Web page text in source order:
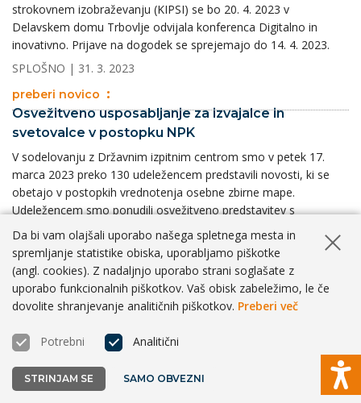
strokovnem izobraževanju (KIPSI) se bo 20. 4. 2023 v
Delavskem domu Trbovlje odvijala konferenca Digitalno in
inovativno. Prijave na dogodek se sprejemajo do 14. 4. 2023.
SPLOŠNO | 31. 3. 2023
preberi novico
Osvežitveno usposabljanje za izvajalce in
svetovalce v postopku NPK
V sodelovanju z Državnim izpitnim centrom smo v petek 17.
marca 2023 preko 130 udeležencem predstavili novosti, ki se
obetajo v postopkih vrednotenja osebne zbirne mape.
Udeležencem smo ponudili osvežitveno predstavitev s
poudarkom na nalogah in obveznostih, ki jih imajo vsi deležniki v
sistemu certificiranja. Ob tem smo odgovorili tudi na vprašanja,
ki so na ...
SPLOŠNO| 31. 3. 2023
preberi novico
Prispevajte k razvoju znanj in veščin na področju
tehnologije veriženja blokov v EU
Center RS ​​za poklicno izobraževanje vabi organizacije, da se kot
partnerji pridružijo zavezništvu CHAISE Blockchain Skills for
Skrij
Da bi vam olajšali uporabo našega spletnega mesta in
spremljanje statistike obiska, uporabljamo piškotke
(angl. cookies). Z nadaljnjo uporabo strani soglašate z
uporabo funkcionalnih piškotkov. Vaš obisk zabeležimo, le če
dovolite shranjevanje analitičnih piškotkov. Preberi več
Potrebni Analitični
STRINJAM SE SAMO OBVEZNI